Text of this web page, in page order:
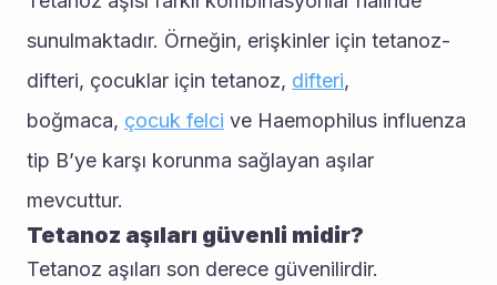
sunulmaktadır. Örneğin, erişkinler için tetanoz-
difteri, çocuklar için tetanoz, difteri,
boğmaca, çocuk felci ve Haemophilus influenza
tip B’ye karşı korunma sağlayan aşılar
mevcuttur.
Tetanoz aşıları güvenli midir?
Tetanoz aşıları son derece güvenilirdir.